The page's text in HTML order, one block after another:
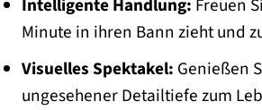
Intelligente Handlung: Freuen
Minute in ihren Bann zieht und
Visuelles Spektakel: Genießen
ungesehener Detailtiefe zum